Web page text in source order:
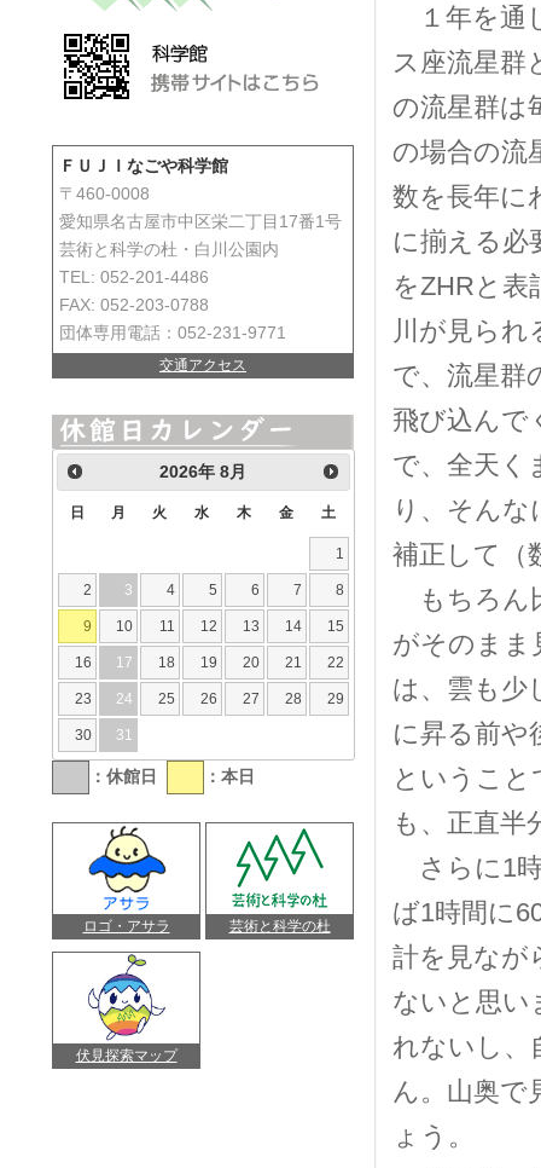
１年を通
ス座流星群
の流星群は
の場合の流
数を長年に
に揃える必
をZHRと表
川が見ら
で、流星群
飛び込んで
で、全天く
り、そん
補正して（
もちろん
がそのまま
は、雲も少
に昇る前や
というこ
も、正直半
さらに1
ば1時間に
計を見なが
ないと思い
れないし、
ん。山奥で
ょう。
ＦＵＪＩなごや科学館
〒460-0008
愛知県名古屋市中区栄二丁目17番1号
芸術と科学の杜・白川公園内
TEL: 052-201-4486
FAX: 052-203-0788
団体専用電話：052-231-9771
交通アクセス
2026年8月
日 月 火 水 木 金 土
1
2 3 4 5 6 7 8
9 10 11 12 13 14 15
16 17 18 19 20 21 22
23 24 25 26 27 28 29
30 31
：休館日 ：本日
ロゴ・アサラ 芸術と科学の杜
伏見探索マップ